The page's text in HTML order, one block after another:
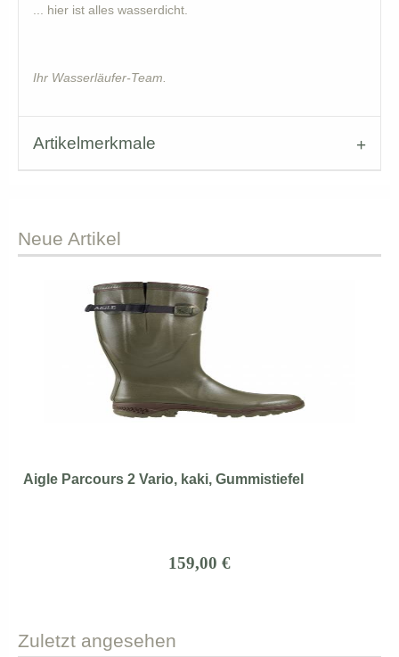
... hier ist alles wasserdicht.
Ihr Wasserläufer-Team.
Artikelmerkmale
Neue Artikel
Aigle Parcours 2 Vario, kaki, Gummistiefel
159,00 €
Zuletzt angesehen